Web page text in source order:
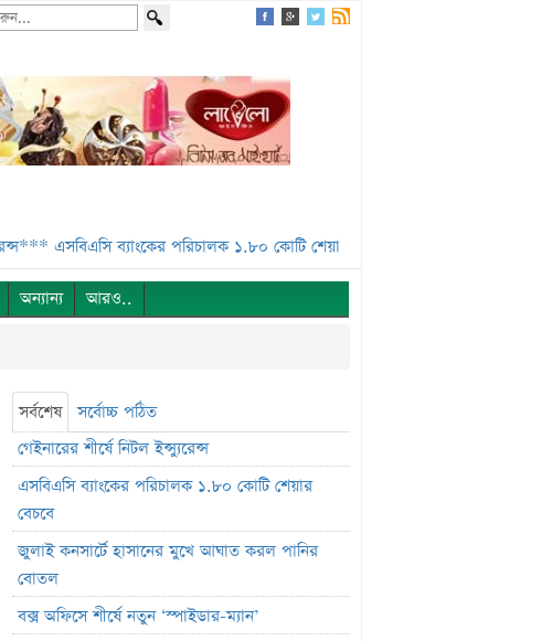
এসবিএসি ব্যাংকের পরিচালক ১.৮০ কোটি শেয়ার বেচবে***
অন্যান্য আরও..
সর্বশেষ
সর্বোচ্চ পঠিত
গেইনারের শীর্ষে নিটল ইন্স্যুরেন্স
এসবিএসি ব্যাংকের পরিচালক ১.৮০ কোটি শেয়ার
বেচবে
জুলাই কনসার্টে হাসানের মুখে আঘাত করল পানির
বোতল
বক্স অফিসে শীর্ষে নতুন ‘স্পাইডার-ম্যান’